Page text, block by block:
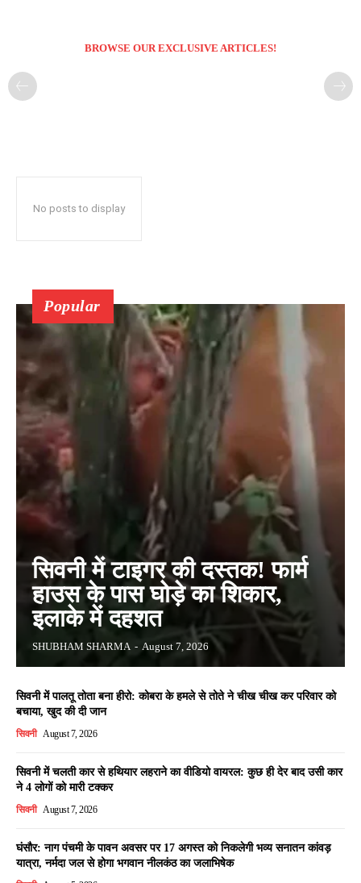
BROWSE OUR EXCLUSIVE ARTICLES!
No posts to display
Popular
सिवनी में टाइगर की दस्तक! फार्म
हाउस के पास घोड़े का शिकार,
इलाके में दहशत
SHUBHAM SHARMA - August 7, 2026
सिवनी में पालतू तोता बना हीरो: कोबरा के हमले से तोते ने चीख चीख कर परिवार को
बचाया, खुद की दी जान
सिवनी August 7, 2026
सिवनी में चलती कार से हथियार लहराने का वीडियो वायरल: कुछ ही देर बाद उसी कार
ने 4 लोगों को मारी टक्कर
सिवनी August 7, 2026
घंसौर: नाग पंचमी के पावन अवसर पर 17 अगस्त को निकलेगी भव्य सनातन कांवड़
यात्रा, नर्मदा जल से होगा भगवान नीलकंठ का जलाभिषेक